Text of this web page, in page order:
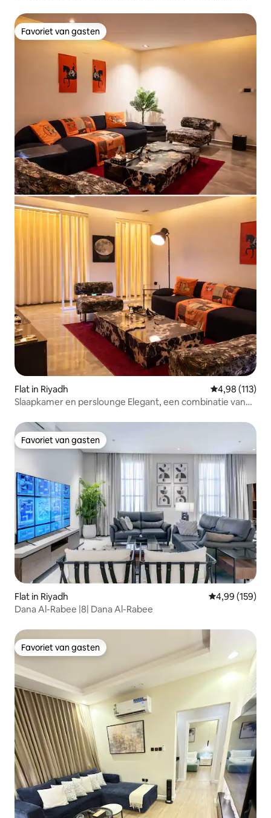
Favoriet van gasten
Favoriet van gasten
Flat in Riyadh Gemiddelde
4,98 (113)
Slaapkamer en perslounge Elegant, een combinatie van
Favoriet van gasten
Favoriet van gasten
Flat in Riyadh Gemiddelde
4,99 (159)
Dana Al-Rabee |8| Dana Al-Rabee
Favoriet van gasten
Favoriet van gasten